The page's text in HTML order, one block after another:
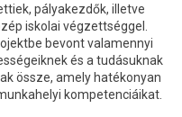
pályakezdők, illetve
iskolai végzettséggel.
bevont valamennyi
és a tudásuknak
össze, amely hatékonyan
kompetenciáikat.